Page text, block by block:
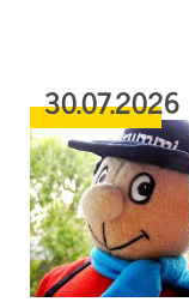
30.07.2026